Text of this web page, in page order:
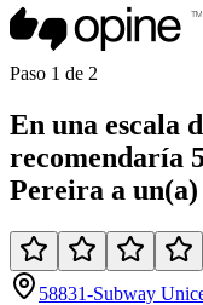
Paso 1 de 2
En una escala
recomendaría
Pereira a un(a)
58831-Subway